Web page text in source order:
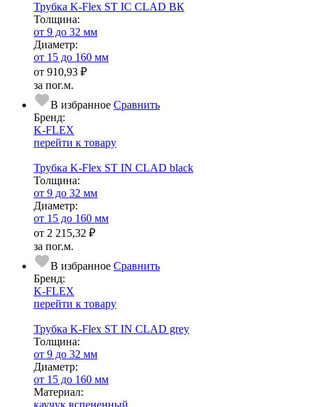
Трубка K-Flex ST IC CLAD ВК
Тол­щи­на:
от 9 до 32 мм
Диаметр:
от 15 до 160 мм
от 910,93 ₽
за пог.м.
В избранное Сравнить
Бренд:
K-FLEX
перейти к товару
Трубка K-Flex ST IN CLAD black
Тол­щи­на:
от 9 до 32 мм
Диаметр:
от 15 до 160 мм
от 2 215,32 ₽
за пог.м.
В избранное Сравнить
Бренд:
K-FLEX
перейти к товару
Трубка K-Flex ST IN CLAD grey
Тол­щи­на:
от 9 до 32 мм
Диаметр:
от 15 до 160 мм
Ма­­те­­ри­­ал: